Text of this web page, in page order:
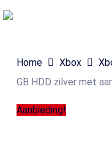
Skip
content
Home Xbox
GB HDD zilver met
Aanbieding!